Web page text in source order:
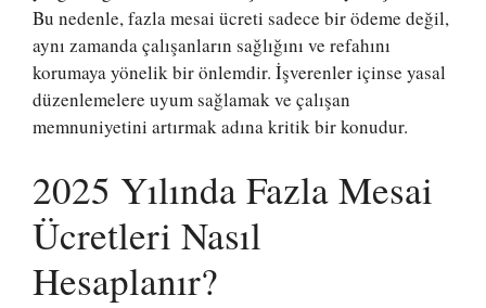
Bu nedenle, fazla mesai ücreti sadece bir ödeme değil,
aynı zamanda çalışanların sağlığını ve refahını
korumaya yönelik bir önlemdir. İşverenler içinse yasal
düzenlemelere uyum sağlamak ve çalışan
memnuniyetini artırmak adına kritik bir konudur.
2025 Yılında Fazla Mesai
Ücretleri Nasıl
Hesaplanır?